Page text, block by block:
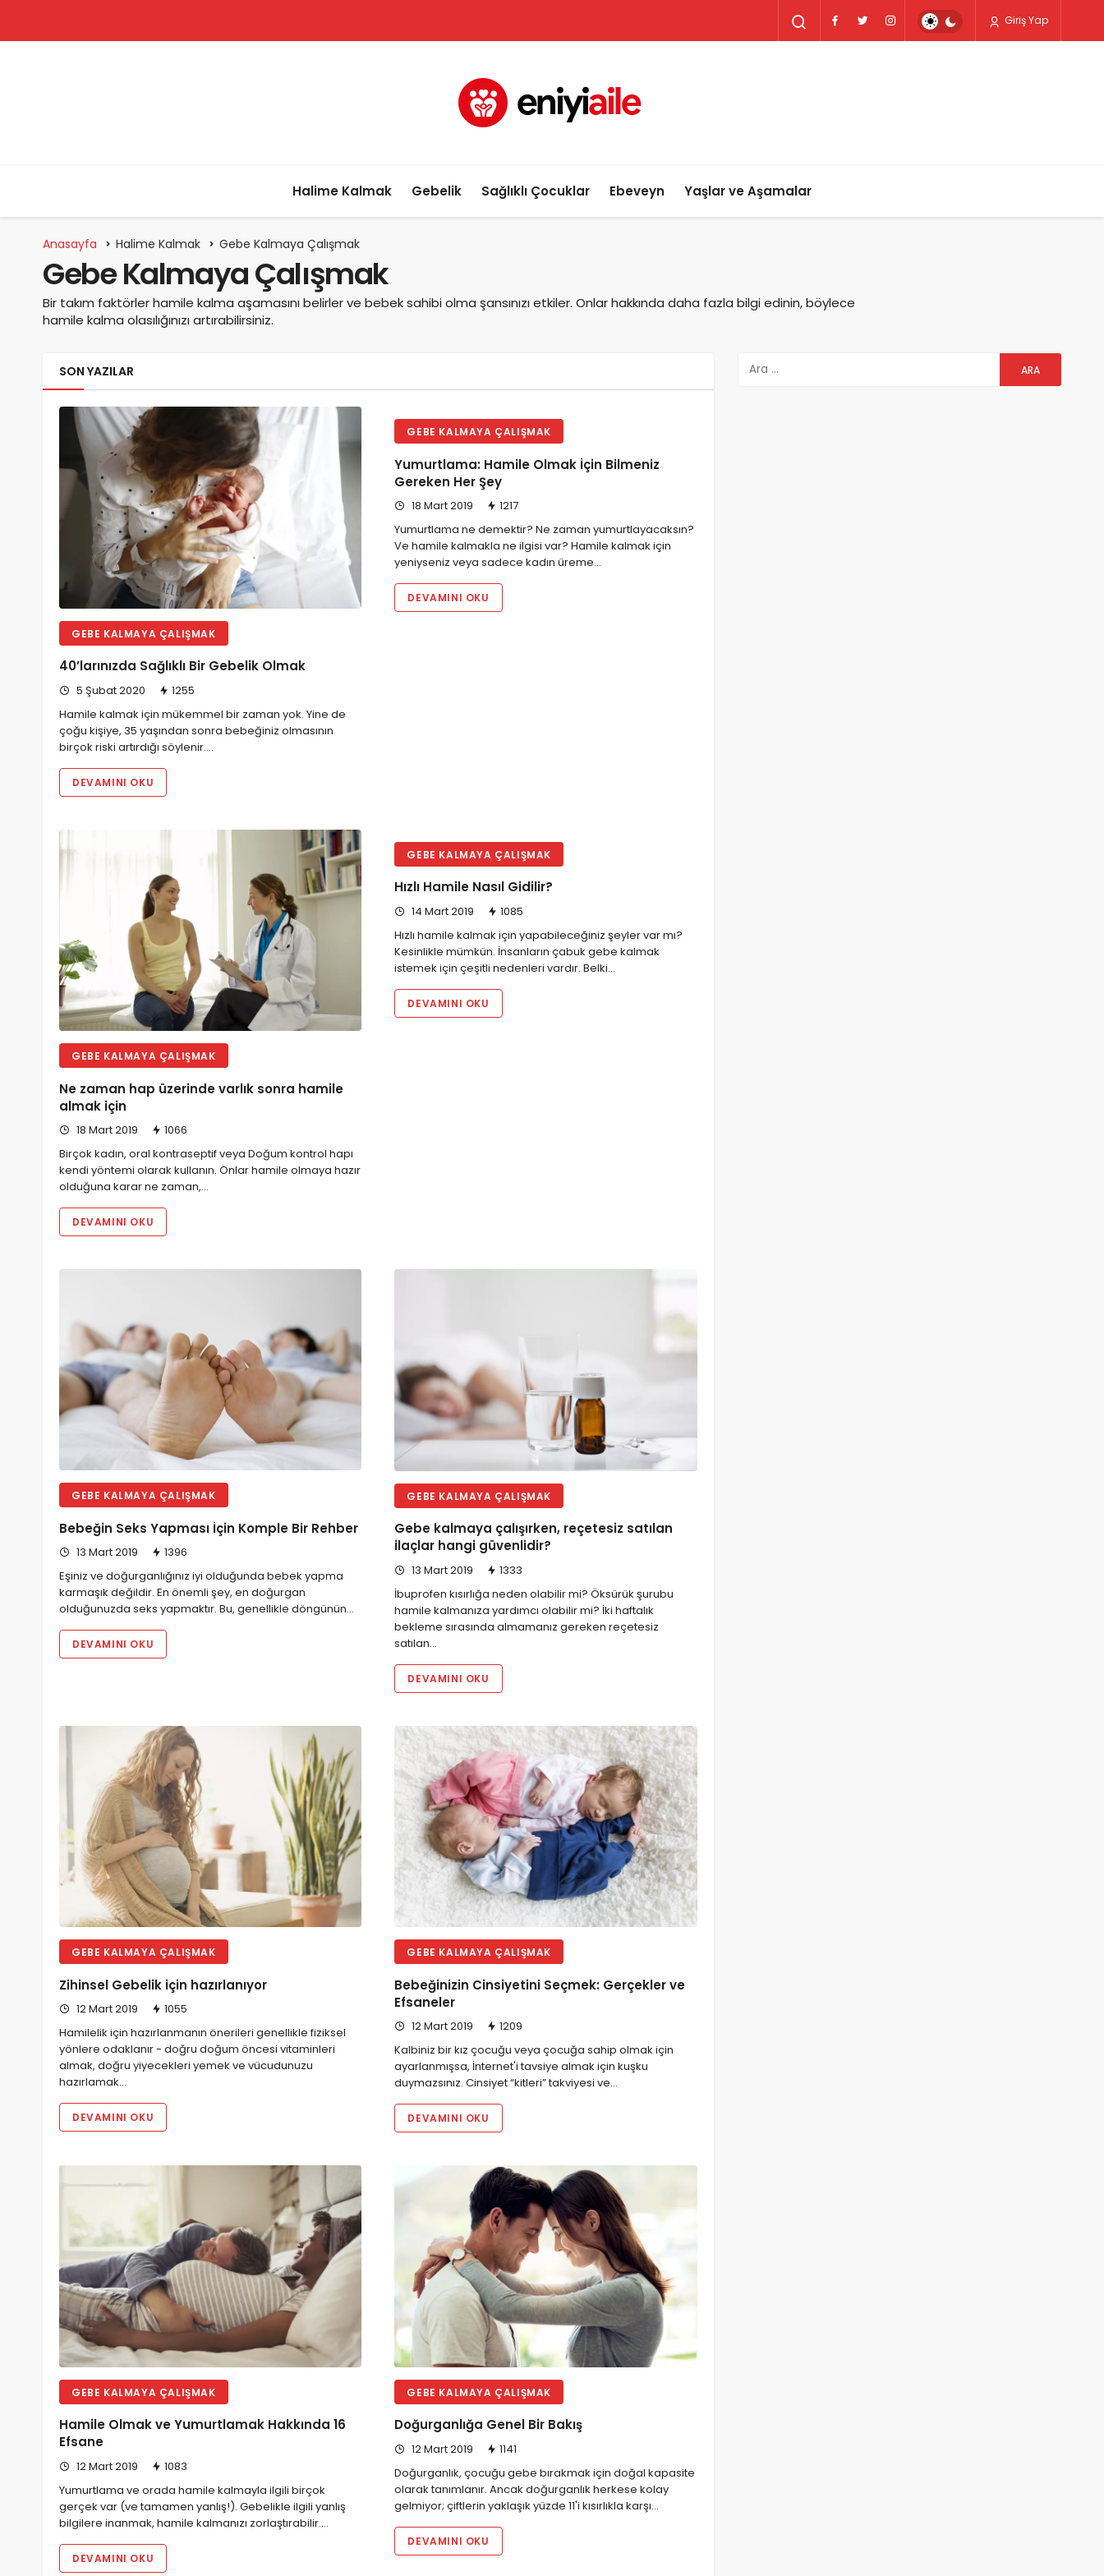
Giriş Yap
Halime Kalmak Gebelik Sağlıklı Çocuklar Ebeveyn Yaşlar ve Aşamalar
Anasayfa Halime Kalmak Gebe Kalmaya Çalışmak
Gebe Kalmaya Çalışmak
Bir takım faktörler hamile kalma aşamasını belirler ve bebek sahibi olma şansınızı etkiler. Onlar hakkında daha fazla bilgi edinin, böylece
hamile kalma olasılığınızı artırabilirsiniz.
SON YAZILAR
GEBE KALMAYA ÇALIŞMAK
40’larınızda Sağlıklı Bir Gebelik Olmak
5 Şubat 2020
1255
Hamile kalmak için mükemmel bir zaman yok. Yine de
çoğu kişiye, 35 yaşından sonra bebeğiniz olmasının
birçok riski artırdığı söylenir.…
DEVAMINI OKU
GEBE KALMAYA ÇALIŞMAK
Yumurtlama: Hamile Olmak İçin Bilmeniz
Gereken Her Şey
18 Mart 2019
1217
Yumurtlama ne demektir? Ne zaman yumurtlayacaksın?
Ve hamile kalmakla ne ilgisi var? Hamile kalmak için
yeniyseniz veya sadece kadın üreme…
DEVAMINI OKU
GEBE KALMAYA ÇALIŞMAK
Ne zaman hap üzerinde varlık sonra hamile
almak için
18 Mart 2019
1066
Birçok kadın, oral kontraseptif veya Doğum kontrol hapı
kendi yöntemi olarak kullanın. Onlar hamile olmaya hazır
olduğuna karar ne zaman,…
DEVAMINI OKU
GEBE KALMAYA ÇALIŞMAK
Hızlı Hamile Nasıl Gidilir?
14 Mart 2019
1085
Hızlı hamile kalmak için yapabileceğiniz şeyler var mı?
Kesinlikle mümkün. İnsanların çabuk gebe kalmak
istemek için çeşitli nedenleri vardır. Belki…
DEVAMINI OKU
GEBE KALMAYA ÇALIŞMAK
Bebeğin Seks Yapması İçin Komple Bir Rehber
13 Mart 2019
1396
Eşiniz ve doğurganlığınız iyi olduğunda bebek yapma
karmaşık değildir. En önemli şey, en doğurgan
olduğunuzda seks yapmaktır. Bu, genellikle döngünün…
DEVAMINI OKU
GEBE KALMAYA ÇALIŞMAK
Gebe kalmaya çalışırken, reçetesiz satılan
ilaçlar hangi güvenlidir?
13 Mart 2019
1333
İbuprofen kısırlığa neden olabilir mi? Öksürük şurubu
hamile kalmanıza yardımcı olabilir mi? İki haftalık
bekleme sırasında almamanız gereken reçetesiz
satılan…
DEVAMINI OKU
GEBE KALMAYA ÇALIŞMAK
Zihinsel Gebelik için hazırlanıyor
12 Mart 2019
1055
Hamilelik için hazırlanmanın önerileri genellikle fiziksel
yönlere odaklanır - doğru doğum öncesi vitaminleri
almak, doğru yiyecekleri yemek ve vücudunuzu
hazırlamak…
DEVAMINI OKU
GEBE KALMAYA ÇALIŞMAK
Bebeğinizin Cinsiyetini Seçmek: Gerçekler ve
Efsaneler
12 Mart 2019
1209
Kalbiniz bir kız çocuğu veya çocuğa sahip olmak için
ayarlanmışsa, İnternet'i tavsiye almak için kuşku
duymazsınız. Cinsiyet “kitleri” takviyesi ve…
DEVAMINI OKU
GEBE KALMAYA ÇALIŞMAK
Hamile Olmak ve Yumurtlamak Hakkında 16
Efsane
12 Mart 2019
1083
Yumurtlama ve orada hamile kalmayla ilgili birçok
gerçek var (ve tamamen yanlış!). Gebelikle ilgili yanlış
bilgilere inanmak, hamile kalmanızı zorlaştırabilir.…
DEVAMINI OKU
GEBE KALMAYA ÇALIŞMAK
Doğurganlığa Genel Bir Bakış
12 Mart 2019
1141
Doğurganlık, çocuğu gebe bırakmak için doğal kapasite
olarak tanımlanır. Ancak doğurganlık herkese kolay
gelmiyor; çiftlerin yaklaşık yüzde 11'i kısırlıkla karşı…
DEVAMINI OKU